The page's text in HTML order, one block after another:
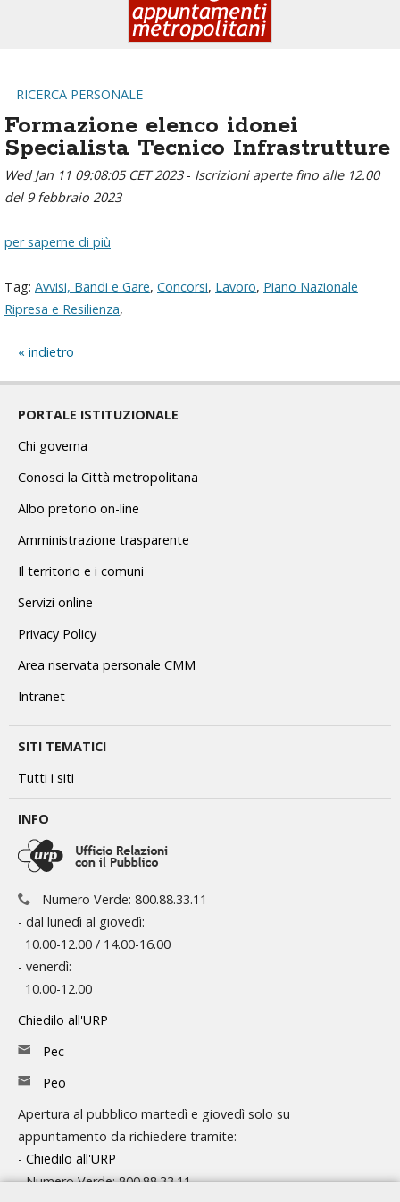
RICERCA PERSONALE
Formazione elenco idonei
Specialista Tecnico Infrastrutture
Wed Jan 11 09:08:05 CET 2023- Iscrizioni aperte fino alle 12.00
del 9 febbraio 2023
per saperne di più
Tag: Avvisi, Bandi e Gare, Concorsi, Lavoro, Piano Nazionale
Ripresa e Resilienza,
indietro
PORTALE ISTITUZIONALE
Chi governa
Conosci la Città metropolitana
Albo pretorio on-line
Amministrazione trasparente
Il territorio e i comuni
Servizi online
Privacy Policy
Area riservata personale CMM
Intranet
SITI TEMATICI
Tutti i siti
INFO
Numero Verde: 800.88.33.11
- dal lunedì al giovedì:
10.00-12.00 / 14.00-16.00
- venerdì:
10.00-12.00
Chiedilo all'URP
Pec
Peo
Apertura al pubblico martedì e giovedì solo su
appuntamento da richiedere tramite:
- Chiedilo all'URP
- Numero Verde: 800.88.33.11